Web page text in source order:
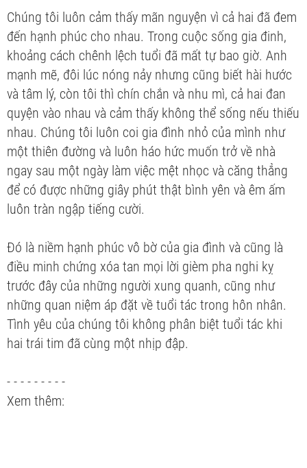
Chúng tôi luôn cảm thấy mãn nguyện vì cả hai đã đem
đến hạnh phúc cho nhau. Trong cuộc sống gia đinh,
khoảng cách chênh lệch tuổi đã mất tự bao giờ. Anh
mạnh mẽ, đôi lúc nóng nảy nhưng cũng biết hài hước
và tâm lý, còn tôi thì chín chắn và nhu mì, cả hai đan
quyện vào nhau và cảm thấy không thể sống nếu thiếu
nhau. Chúng tôi luôn coi gia đình nhỏ của mình như
một thiên đường và luôn háo hức muốn trở về nhà
ngay sau một ngày làm việc mệt nhọc và căng thẳng
để có được những giây phút thật bình yên và êm ấm
luôn tràn ngập tiếng cười.
Đó là niềm hạnh phúc vô bờ của gia đình và cũng là
điều minh chứng xóa tan mọi lời gièm pha nghi kỵ
trước đây của những người xung quanh, cũng như
những quan niệm áp đặt về tuổi tác trong hôn nhân.
Tình yêu của chúng tôi không phân biệt tuổi tác khi
hai trái tim đã cùng một nhịp đập.
- - - - - - - - -
Xem thêm: